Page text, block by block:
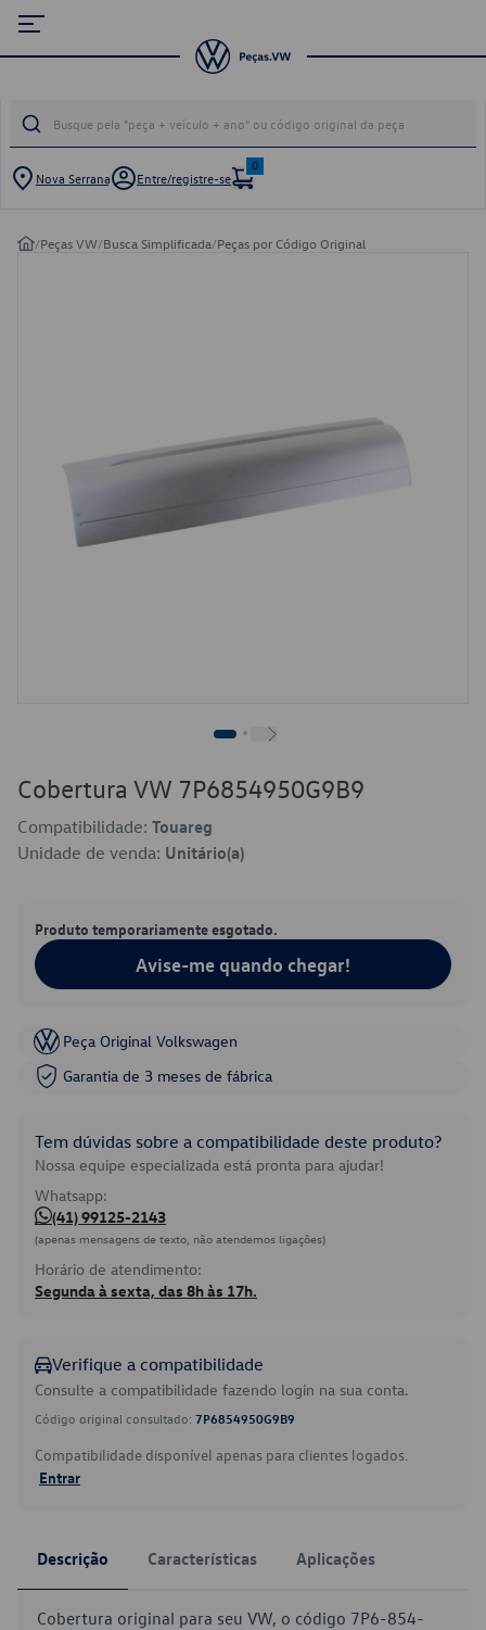
Nova Serrana Entre/registre-se
0
/Peças VW/Busca Simplificada/Peças por Código Original
Cobertura VW 7P6854950G9B9
Compatibilidade: Touareg
Unidade de venda: Unitário(a)
Produto temporariamente esgotado.
Avise-me quando chegar!
Peça Original Volkswagen
Garantia de 3 meses de fábrica
Tem dúvidas sobre a compatibilidade deste produto?
Nossa equipe especializada está pronta para ajudar!
Whatsapp:
(41) 99125-2143
(apenas mensagens de texto, não atendemos ligações)
Horário de atendimento:
Segunda à sexta, das 8h às 17h.
Verifique a compatibilidade
Consulte a compatibilidade fazendo login na sua conta.
Código original consultado: 7P6854950G9B9
Compatibilidade disponível apenas para clientes logados.
Entrar
Descrição Características Aplicações
Cobertura original para seu VW, o código 7P6-854-